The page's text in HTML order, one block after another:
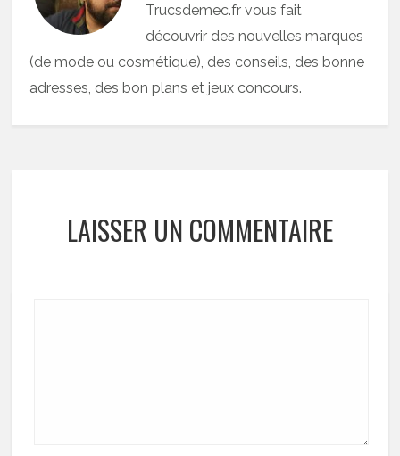
Trucsdemec.fr vous fait
découvrir des nouvelles marques
(de mode ou cosmétique), des conseils, des bonne
adresses, des bon plans et jeux concours.
LAISSER UN COMMENTAIRE